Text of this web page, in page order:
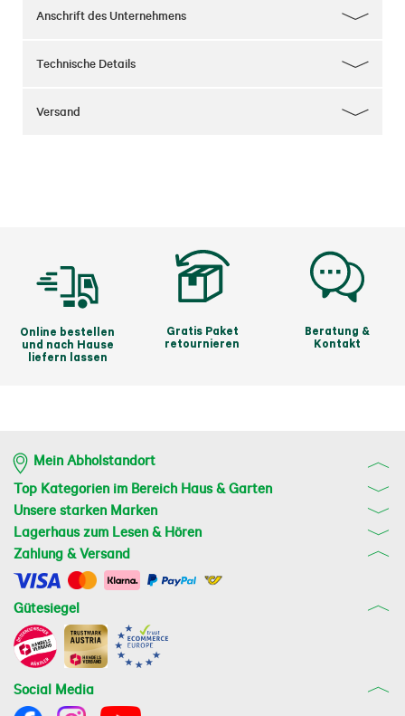
Anschrift des Unternehmens
Technische Details
Versand
Online bestellen
und nach Hause
liefern lassen
Gratis Paket
retournieren
Beratung &
Kontakt
Mein Abholstandort
Top Kategorien im Bereich Haus & Garten
Unsere starken Marken
Lagerhaus zum Lesen & Hören
Zahlung & Versand
Gütesiegel
Social Media